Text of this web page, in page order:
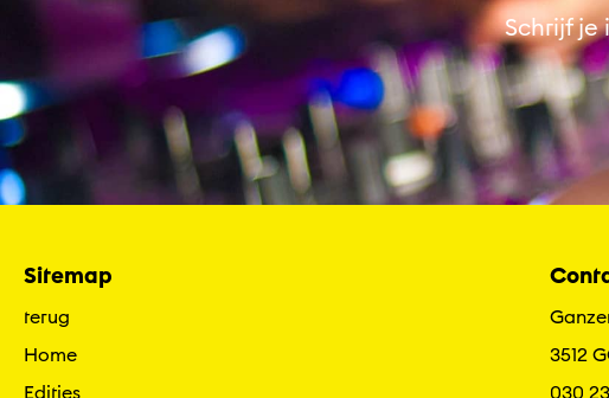
Schrijf je
Sitemap
terug
Home
Edities
3512
030